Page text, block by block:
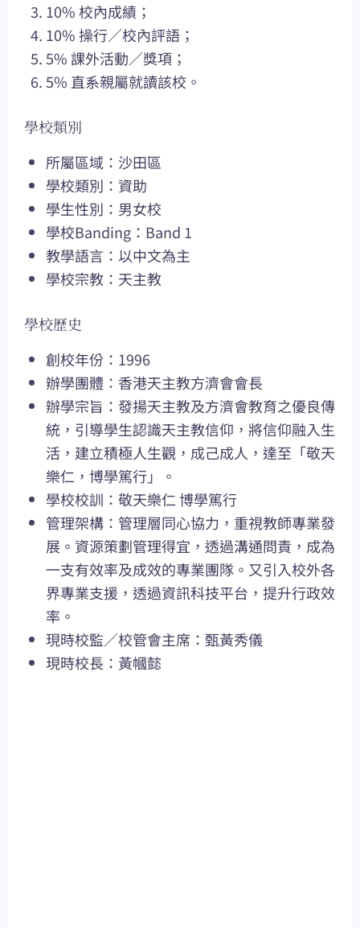
10% 校內成績；
10% 操行／校內評語；
5% 課外活動／獎項；
5% 直系親屬就讀該校。
學校類別
所屬區域：沙田區
學校類別：資助
學生性別：男女校
學校Banding：Band 1
教學語言：以中文為主
學校宗教：天主教
學校歷史
創校年份：1996
辦學團體：香港天主教方濟會會長
辦學宗旨：發揚天主教及方濟會教育之優良傳
統，引導學生認識天主教信仰，將信仰融入生
活，建立積極人生觀，成己成人，達至「敬天
樂仁，博學篤行」。
學校校訓：敬天樂仁 博學篤行
管理架構：管理層同心協力，重視教師專業發
展。資源策劃管理得宜，透過溝通問責，成為
一支有效率及成效的專業團隊。又引入校外各
界專業支援，透過資訊科技平台，提升行政效
率。
現時校監／校管會主席：甄黃秀儀
現時校長：黃幗懿